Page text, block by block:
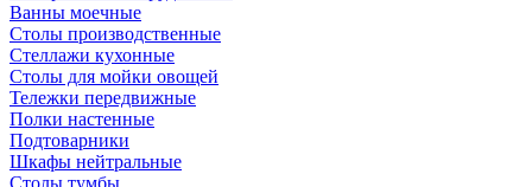
Ванны моечные
Столы производственные
Стеллажи кухонные
Столы для мойки овощей
Тележки передвижные
Полки настенные
Подтоварники
Шкафы нейтральные
Столы тумбы